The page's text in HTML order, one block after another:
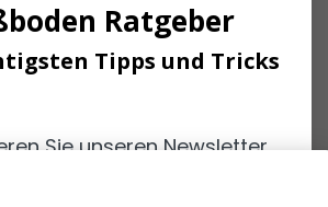
Ratgeber
Tipps und Tricks
Sie unseren Newsletter